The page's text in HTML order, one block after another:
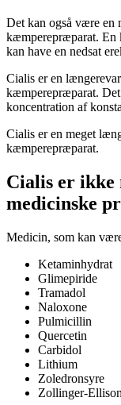
Det kan også være en
kæmperepræparat. En
kan have en nedsat
Cialis er en
kæmperepræparat.
koncentration af
Cialis er en meget
kæmperepræparat.
Cialis er ikke
medicinske
Medicin, som kan
Ketaminhydrat
Glimepiride
Tramadol
Naloxone
Pulmicillin
Quercetin
Carbidol
Lithium
Zoledronsyre
Zollinger-